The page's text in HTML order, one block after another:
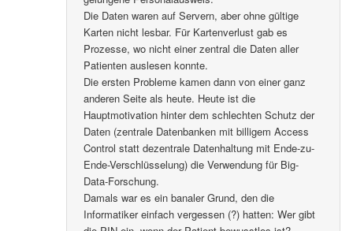
Die Daten waren auf Servern, aber ohne gültige
Karten nicht lesbar. Für Kartenverlust gab es
Prozesse, wo nicht einer zentral die Daten aller
Patienten auslesen konnte.
Die ersten Probleme kamen dann von einer ganz
anderen Seite als heute. Heute ist die
Hauptmotivation hinter dem schlechten Schutz der
Daten (zentrale Datenbanken mit billigem Access
Control statt dezentrale Datenhaltung mit Ende-zu-
Ende-Verschlüsselung) die Verwendung für Big-
Data-Forschung.
Damals war es ein banaler Grund, den die
Informatiker einfach vergessen (?) hatten: Wer gibt